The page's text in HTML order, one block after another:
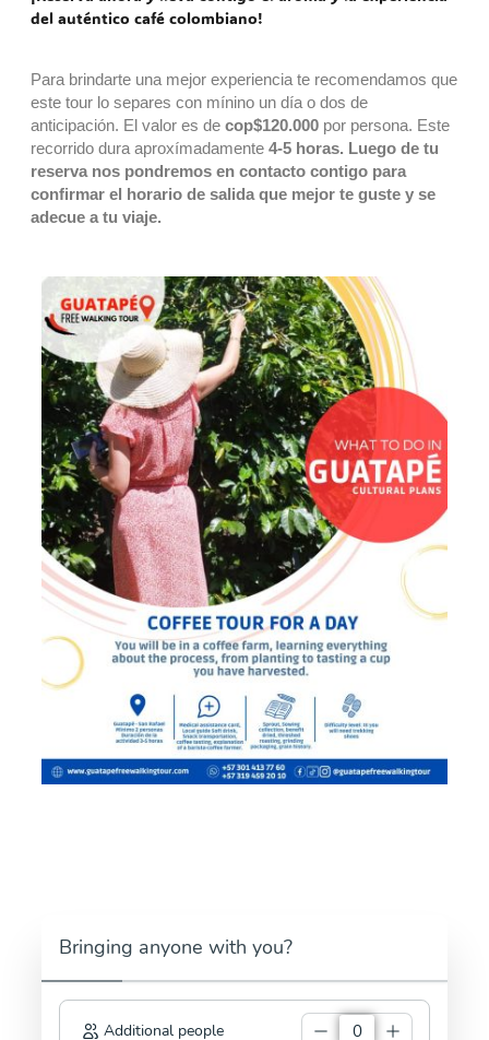
del auténtico café colombiano!
Para brindarte una mejor experiencia te recomendamos que
este tour lo separes con mínino un día o dos de
anticipación. El valor es de cop$120.000 por persona. Este
recorrido dura aproxímadamente 4-5 horas. Luego de tu
reserva nos pondremos en contacto contigo para
confirmar el horario de salida que mejor te guste y se
adecue a tu viaje.
Bringing anyone with you?
Additional people